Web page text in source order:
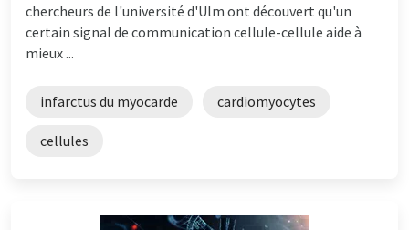
chercheurs de l'université d'Ulm ont découvert qu'un
certain signal de communication cellule-cellule aide à
mieux ...
infarctus du myocarde cardiomyocytes
cellules